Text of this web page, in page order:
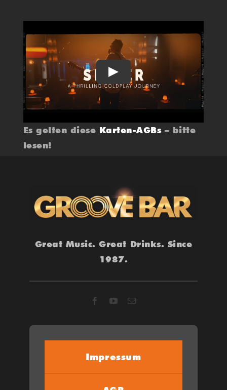
Play
Es gelten diese Karten-AGBs – bitte
lesen!
Great Music. Great Drinks. Since
1987.
Impressum